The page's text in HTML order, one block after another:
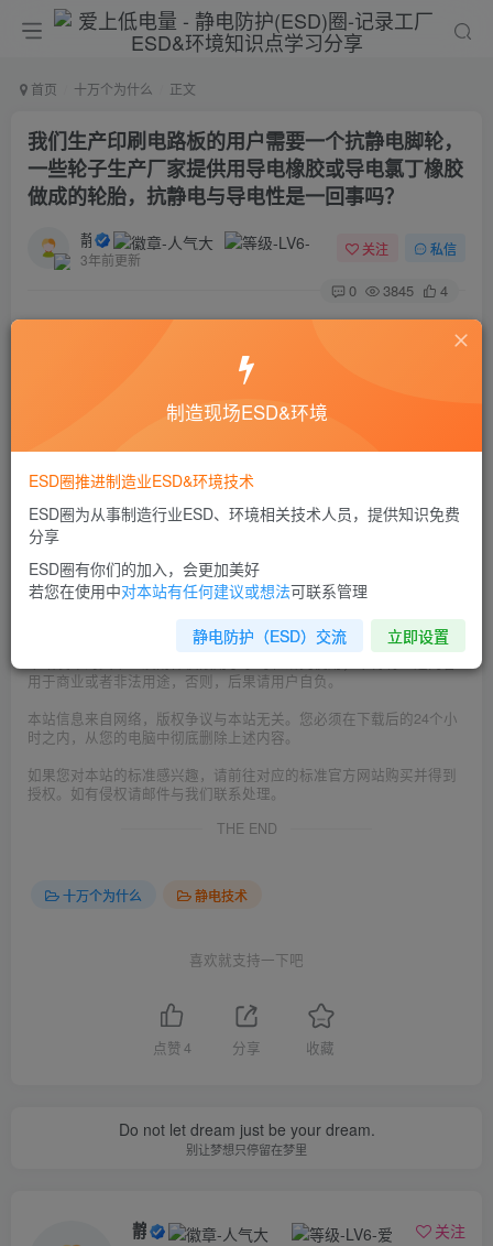
首页 十万个为什么 正文
我们生产印刷电路板的用户需要一个抗静电脚轮，
一些轮子生产厂家提供用导电橡胶或导电氯丁橡胶
做成的轮胎，抗静电与导电性是一回事吗？
静电防护
3年前更新
关注 私信
0 3845 4
抗静电的含意是指当轮子在地面上滚动时，它不产生
高于250V 的电压。导电轮可以不是抗静电的，但如在
ESD 地板上滚动将静电释放到大地。理想的轮子是既有
不会产生过量的电荷也不会存储电荷。
©版权声明
本文由
如有侵权，请邮件联系 admin@esd0.com 删除。
=======================================
用于商业或者非法用途，否则，后果请用户自负。
本站信息来自网络，版权争议与本站无关。您必须在下载后的24个小
时之内，从您的电脑中彻底删除上述内容。
如果您对本站的标准感兴趣，请前往对应的标准官方网站购买并得到
授权。如有侵权请邮件与我们联系处理。
THE END
十万个为什么 静电技术
喜欢就支持一下吧
点赞4 分享 收藏
Do not let dream just be your dream.
别让梦想只停留在梦里
静电防护 关注
制造现场ESD&环境
ESD圈推进制造业ESD&环境技术
ESD圈为从事制造行业ESD、环境相关技术人员，提供知识免费
分享
ESD圈有你们的加入，会更加美好
若您在使用中对本站有任何建议或想法可联系管理
静电防护（ESD）交流 立即设置